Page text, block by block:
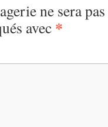
ne sera
avec *